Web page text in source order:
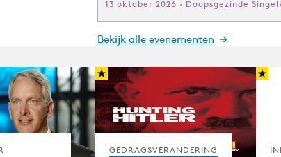
13 oktober 2026 · Doopsgezinde
Bekijk alle evenementen
GEDRAGSVERANDERING